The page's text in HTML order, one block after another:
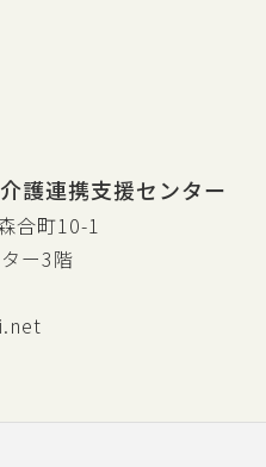
護連携支援センター
合町10-1
ー3階